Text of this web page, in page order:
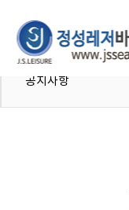
공지사항